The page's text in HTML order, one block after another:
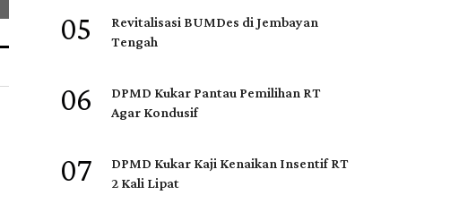
05 Revitalisasi BUMDes di Jembayan
Tengah
06 DPMD Kukar Pantau Pemilihan RT
Agar Kondusif
07 DPMD Kukar Kaji Kenaikan Insentif RT
2 Kali Lipat